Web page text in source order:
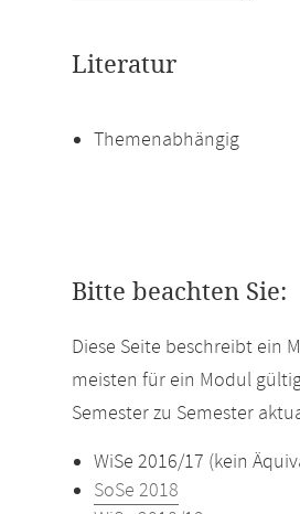
Literatur
Themenabhängig
Bitte beachten Sie:
Diese Seite beschreibt ein
meisten für ein Modul
Semester zu Semester
WiSe 2016/17 (kein
SoSe 2018